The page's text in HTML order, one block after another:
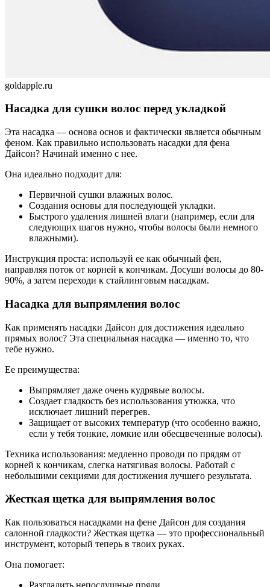
goldapple.ru
Насадка для сушки волос перед укладкой
Эта насадка — основа основ и фактически является обычным
феном. Как правильно использовать насадки для фена
Дайсон? Начинай именно с нее.
Она идеально подходит для:
Первичной сушки влажных волос.
Создания основы для последующей укладки.
Быстрого удаления лишней влаги (например, если для
следующих шагов нужно, чтобы волосы были немного
влажными).
Инструкция проста: используй ее как обычный фен,
направляя поток от корней к кончикам. Досуши волосы до 80-
90%, а затем переходи к стайлинговым насадкам.
Насадка для выпрямления волос
Как применять насадки Дайсон для достижения идеально
прямых волос? Эта специальная насадка — именно то, что
тебе нужно.
Ее преимущества:
Выпрямляет даже очень кудрявые волосы.
Создает гладкость без использования утюжка, что
исключает лишний перегрев.
Защищает от высоких температур (что особенно важно,
если у тебя тонкие, ломкие или обесцвеченные волосы).
Техника использования: медленно проводи по прядям от
корней к кончикам, слегка натягивая волосы. Работай с
небольшими секциями для достижения лучшего результата.
Жесткая щетка для выпрямления волос
Как пользоваться насадками на фене Дайсон для создания
салонной гладкости? Жесткая щетка — это профессиональный
инструмент, который теперь в твоих руках.
Она помогает:
Разгладить непослушные пряди.